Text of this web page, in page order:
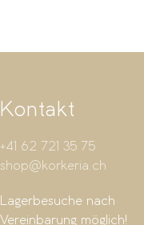
Kontakt
+41 62 721 35 75
shop@korkeria.ch
Lagerbesuche nach
Vereinbarung möglich!